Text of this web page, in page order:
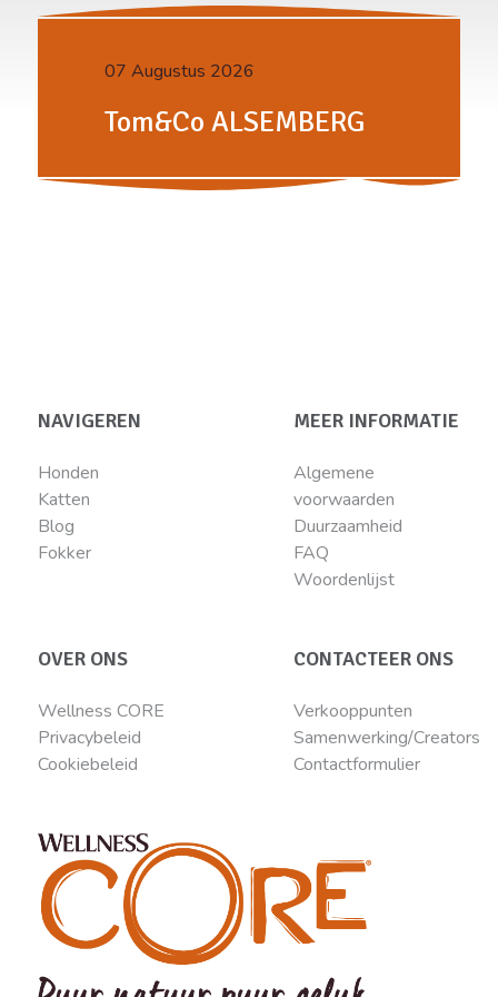
07 Augustus 2026
Tom&Co ALSEMBERG
NAVIGEREN
Honden
Katten
Blog
Fokker
MEER INFORMATIE
Algemene
voorwaarden
Duurzaamheid
FAQ
Woordenlijst
OVER ONS
Wellness CORE
Privacybeleid
Cookiebeleid
CONTACTEER ONS
Verkooppunten
Samenwerking/Creators
Contactformulier